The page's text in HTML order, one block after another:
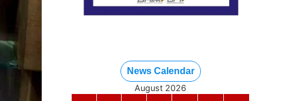
News Calendar
August 2026